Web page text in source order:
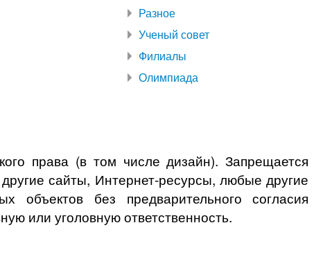
Разное
Ученый совет
Филиалы
Олимпиада
права (в том числе дизайн). Запрещается
сайты, Интернет-ресурсы, любые другие
без предварительного согласия
или уголовную ответственность.